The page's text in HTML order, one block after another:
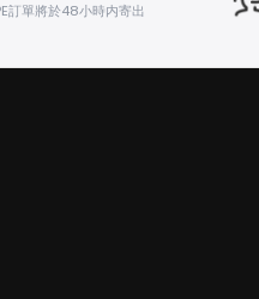
訂單將於48小時内寄出